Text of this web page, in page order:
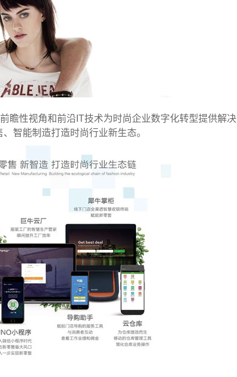
瞻性视角和前沿IT技术为时尚企业数字化转型提供解决
智能制造打造时尚行业新生态。